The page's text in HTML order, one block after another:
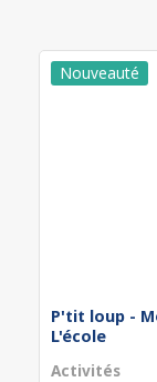
P'tit loup -
L'école
Activités